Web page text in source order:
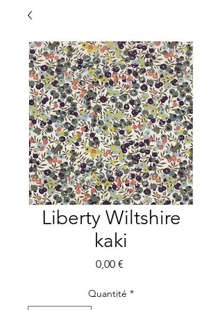
Liberty Wiltshire
kaki
0,00 €Prix
Quantité *